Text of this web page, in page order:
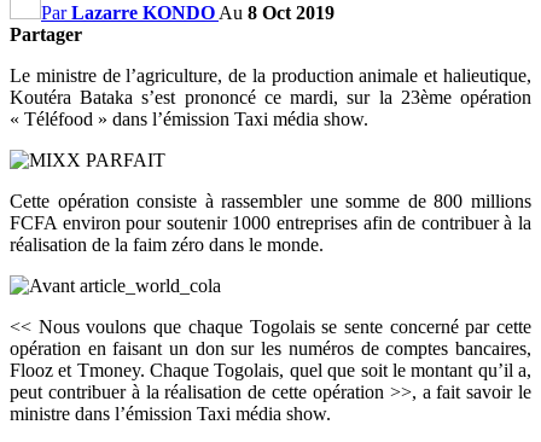
ParLazarre KONDO Au 8 Oct 2019
Partager
Le ministre de l’agriculture, de la production animale et halieutique,
Koutéra Bataka s’est prononcé ce mardi, sur la 23ème opération
« Téléfood » dans l’émission Taxi média show.
Cette opération consiste à rassembler une somme de 800 millions
FCFA environ pour soutenir 1000 entreprises afin de contribuer à la
réalisation de la faim zéro dans le monde.
<< Nous voulons que chaque Togolais se sente concerné par cette
opération en faisant un don sur les numéros de comptes bancaires,
Flooz et Tmoney. Chaque Togolais, quel que soit le montant qu’il a,
peut contribuer à la réalisation de cette opération >>, a fait savoir le
ministre dans l’émission Taxi média show.